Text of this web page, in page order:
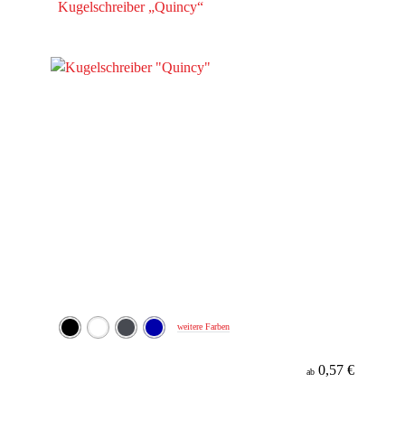
Kugelschreiber „Quincy“
weitere Farben
ab 0,57 €